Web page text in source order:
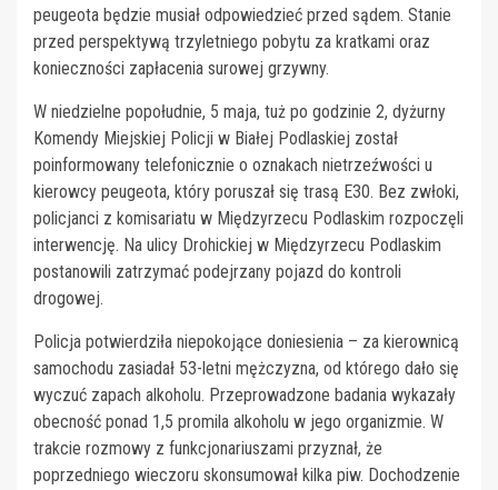
peugeota będzie musiał odpowiedzieć przed sądem. Stanie
przed perspektywą trzyletniego pobytu za kratkami oraz
konieczności zapłacenia surowej grzywny.
W niedzielne popołudnie, 5 maja, tuż po godzinie 2, dyżurny
Komendy Miejskiej Policji w Białej Podlaskiej został
poinformowany telefonicznie o oznakach nietrzeźwości u
kierowcy peugeota, który poruszał się trasą E30. Bez zwłoki,
policjanci z komisariatu w Międzyrzecu Podlaskim rozpoczęli
interwencję. Na ulicy Drohickiej w Międzyrzecu Podlaskim
postanowili zatrzymać podejrzany pojazd do kontroli
drogowej.
Policja potwierdziła niepokojące doniesienia – za kierownicą
samochodu zasiadał 53-letni mężczyzna, od którego dało się
wyczuć zapach alkoholu. Przeprowadzone badania wykazały
obecność ponad 1,5 promila alkoholu w jego organizmie. W
trakcie rozmowy z funkcjonariuszami przyznał, że
poprzedniego wieczoru skonsumował kilka piw. Dochodzenie